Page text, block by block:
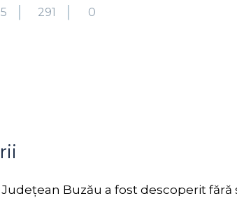
291 0
Buzău a fost descoperit fără